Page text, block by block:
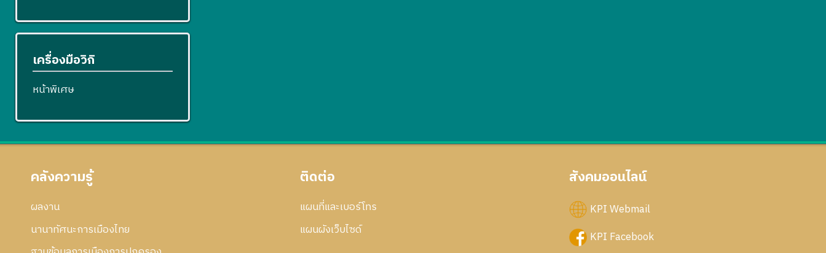
เครื่องมือวิกิ
หน้าพิเศษ
คลังความรู้
ผลงาน
นานาทัศนะการเมืองไทย
ติดต่อ
แผนที่และเบอร์โทร
แผนผังเว็บไซด์
สังคมออนไลน์
KPI Webmail
KPI Facebook